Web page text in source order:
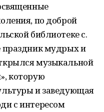
по доброй
библиотеке с.
мудрых и
музыкальной
которую
и заведующая
с интересом